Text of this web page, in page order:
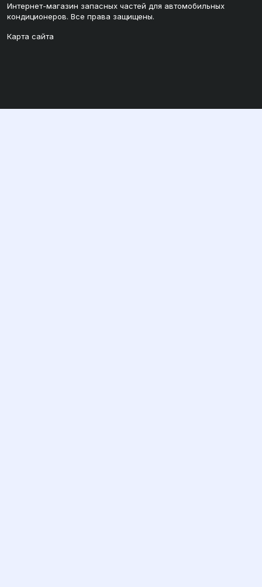
Интернет-магазин запасных частей для автомобильных
кондиционеров. Все права защищены.
Карта сайта